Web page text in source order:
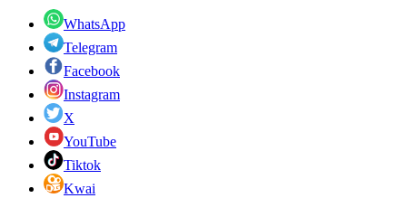
WhatsApp
Telegram
Facebook
Instagram
X
YouTube
Tiktok
Kwai